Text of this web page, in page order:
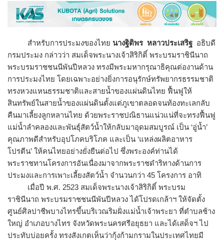
สำหรับการประมงของไทย นางฐิติพร หลาวประเสริฐ อธิบดี
กรมประมง กล่าวว่า สมเด็จพระนางเจ้าสิริกิติ์ พระบรมราชินีนาถ
พระบรมราชชนนีพันปีหลวง ทรงมีพระมหากรุณาธิคุณต่องานด้าน
การประมงไทย โดยเฉพาะอย่างยิ่งการอนุรักษ์ทรัพยากรธรรมชาติ
ทรงหวงแหนธรรมชาติและสายน้ำของแผ่นดินไทย ฟื้นฟูให้
สินทรัพย์ในสายน้ำของแผ่นดินตั้งแต่ภูเขาตลอดจนท้องทะเลกลับ
คืนมาเลี้ยงลูกหลานไทย ด้วยพระราชปณิธานแน่วแน่ที่จะทรงฟื้นฟู
แม่น้ำลำคลองและพันธุ์สัตว์น้ำให้กลับมาอุดมสมบูรณ์ เป็น ‘อู่น้ำ’
คุณภาพดีสำหรับอุปโภคบริโภค และเป็น ‘แหล่งผลิตอาหาร
โปรตีน’ ให้คนไทยอย่างยั่งยืนต่อไป ซึ่งพระองค์ท่านได้
พระราชทานโครงการอันเนื่องมาจากพระราชดำริทางด้านการ
ประมงและการเพาะเลี้ยงสัตว์น้ำ จำนวนกว่า 45 โครงการ อาทิ
เมื่อปี พ.ศ. 2523 สมเด็จพระนางเจ้าสิริกิติ์ พระบรม
ราชินีนาถ พระบรมราชชนนีพันปีหลวง ได้โปรดเกล้าฯ ให้จัดตั้ง
ศูนย์ศิลปาชีพบางไทรขึ้นบริเวณริมฝั่งแม่น้ำเจ้าพระยา ที่ตำบลช้าง
ใหญ่ อำเภอบางไทร จังหวัดพระนครศรีอยุธยา และได้เสด็จฯ ไป
ประทับบ่อยครั้ง ทรงสังเกตเห็นว่ากุ้งก้ามกรามในประเทศไทยมี